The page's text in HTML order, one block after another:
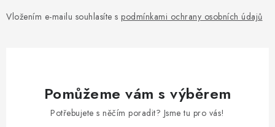
Vložením e-mailu souhlasíte s podmínkami ochrany osobních údajů
Pomůžeme vám s výběrem
Potřebujete s něčím poradit? Jsme tu pro vás!